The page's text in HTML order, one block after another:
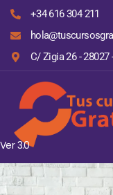
+34 616 304 211
C/ Zigia 26 - 28027
Ver 3.0